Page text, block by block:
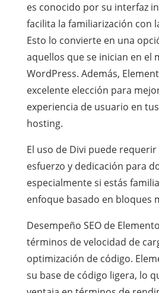
es conocido por su interfaz
facilita la familiarización con
Esto lo convierte en una
aquellos que se inician en el
WordPress. Además,
excelente elección para
experiencia de usuario en
hosting.
El uso de Divi puede
esfuerzo y dedicación para
especialmente si estás
enfoque basado en bloques
Desempeño SEO de
términos de velocidad de
optimización de código.
su base de código ligera, lo